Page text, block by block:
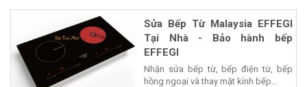
Sửa Bếp Từ Malaysia EFFEGI
Tại Nhà - Bảo hành bếp
EFFEGI
Nhận sửa bếp từ, bếp điện từ, bếp
hồng ngoại và thay mặt kính bếp...